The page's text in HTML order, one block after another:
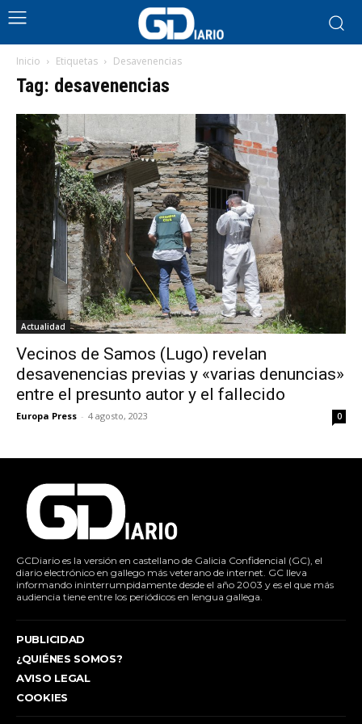
Inicio Etiquetas Desavenencias
Tag: desavenencias
Actualidad
Vecinos de Samos (Lugo) revelan
desavenencias previas y «varias denuncias»
entre el presunto autor y el fallecido
Europa Press - 4 agosto, 2023 0
GCDiario es la versión en castellano de Galicia Confidencial (GC), el
diario electrónico en gallego más veterano de internet. GC lleva
informando ininterrumpidamente desde el año 2003 y es el que más
audiencia tiene entre los periódicos en lengua gallega.
PUBLICIDAD
¿QUIÉNES SOMOS?
AVISO LEGAL
COOKIES